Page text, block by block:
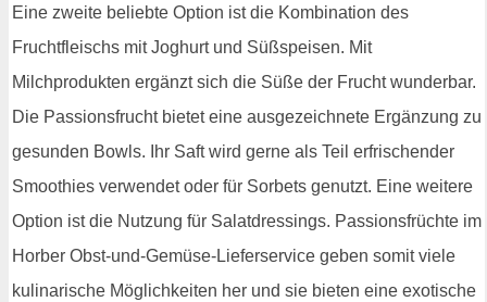
Eine zweite beliebte Option ist die Kombination des
Fruchtfleischs mit Joghurt und Süßspeisen. Mit
Milchprodukten ergänzt sich die Süße der Frucht wunderbar.
Die Passionsfrucht bietet eine ausgezeichnete Ergänzung zu
gesunden Bowls. Ihr Saft wird gerne als Teil erfrischender
Smoothies verwendet oder für Sorbets genutzt. Eine weitere
Option ist die Nutzung für Salatdressings. Passionsfrüchte im
Horber Obst-und-Gemüse-Lieferservice geben somit viele
kulinarische Möglichkeiten her und sie bieten eine exotische